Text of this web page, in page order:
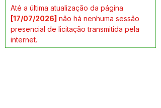
Até a última atualização da página
[17/07/2026] não há nenhuma sessão
presencial de licitação transmitida pela
internet.